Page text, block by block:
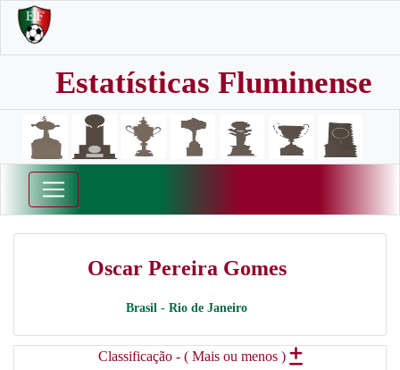
Estatísticas Fluminense
Oscar Pereira Gomes
Brasil - Rio de Janeiro
Classificação - ( Mais ou menos )